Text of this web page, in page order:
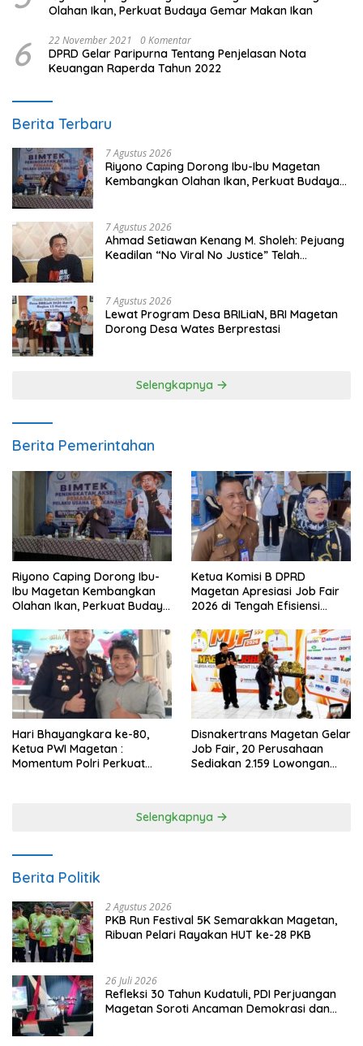
Olahan Ikan, Perkuat Budaya Gemar Makan Ikan
6 22 November 2021 0 Komentar
DPRD Gelar Paripurna Tentang Penjelasan Nota
Keuangan Raperda Tahun 2022
Berita Terbaru
7 Agustus 2026
Riyono Caping Dorong Ibu-Ibu Magetan
Kembangkan Olahan Ikan, Perkuat Budaya
7 Agustus 2026
Ahmad Setiawan Kenang M. Sholeh: Pejuang
Keadilan “No Viral No Justice” Telah
7 Agustus 2026
Lewat Program Desa BRILiaN, BRI Magetan
Dorong Desa Wates Berprestasi
Selengkapnya
Berita Pemerintahan
Riyono Caping Dorong Ibu-
Ibu Magetan Kembangkan
Olahan Ikan, Perkuat Budaya
Ketua Komisi B DPRD
Magetan Apresiasi Job Fair
2026 di Tengah Efisiensi
Hari Bhayangkara ke-80,
Ketua PWI Magetan :
Momentum Polri Perkuat
Disnakertrans Magetan Gelar
Job Fair, 20 Perusahaan
Sediakan 2.159 Lowongan
Selengkapnya
Berita Politik
2 Agustus 2026
PKB Run Festival 5K Semarakkan Magetan,
Ribuan Pelari Rayakan HUT ke-28 PKB
26 Juli 2026
Refleksi 30 Tahun Kudatuli, PDI Perjuangan
Magetan Soroti Ancaman Demokrasi dan